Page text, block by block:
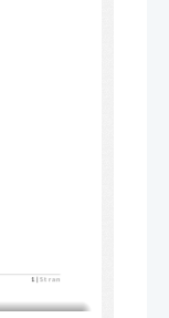
1 | S t r a n